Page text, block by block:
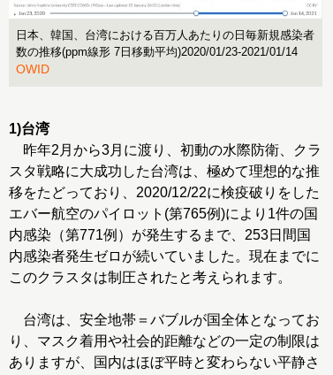
日本、韓国、台湾における百万人あたりの日毎新規感染者
数の推移(ppm線形 7日移動平均)2020/01/23-2021/01/14
OWID
1)台湾
昨年2月から3月に渡り、初動の水際防衛、クラ
スタ戦略に大成功した台湾は、極めて理想的な推
移をたどっており、2020/12/22に検疫破りをした
エバー航空のパイロット(第765例)により1件の国
内感染（第771例）が発生するまで、253日間国
内感染者発生ゼロが続いていました。現在までに
このクラスタは制圧されたと考えられます。
台湾は、安全地帯＝バブルが国全体となってお
り、マスク着用や社会的距離などの一定の制限は
ありますが、国内はほぼ平時と変わらない平静さ